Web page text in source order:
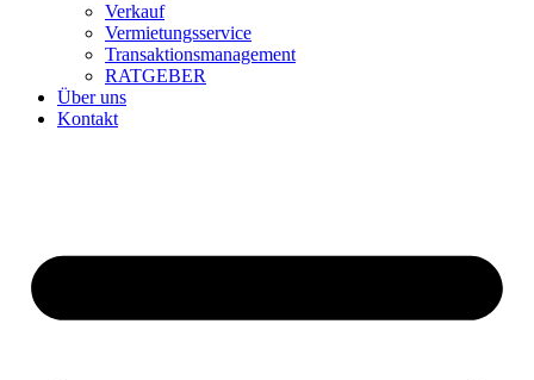
Verkauf
Vermietungsservice
Transaktionsmanagement
RATGEBER
Über uns
Kontakt